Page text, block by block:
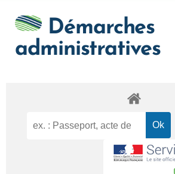
Démarches
administratives